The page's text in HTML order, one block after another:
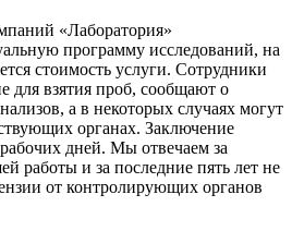
«Лаборатория»
программу исследований, на
стоимость услуги. Сотрудники
для взятия проб, сообщают о
а в некоторых случаях могут
органах. Заключение
дней. Мы отвечаем за
работы и за последние пять лет не
от контролирующих органов